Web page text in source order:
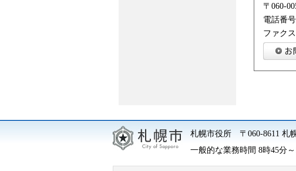
〒060-
電話番
ファク
札幌市役所 〒060-8611
一般的な業務時間 8時45分